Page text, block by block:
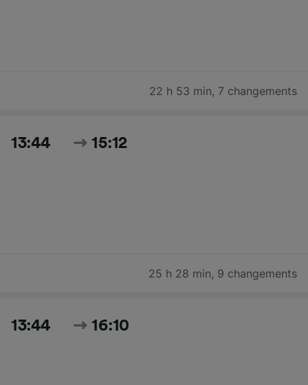
22 h 53 min, 7 changements
13:44 15:12
25 h 28 min, 9 changements
13:44 16:10